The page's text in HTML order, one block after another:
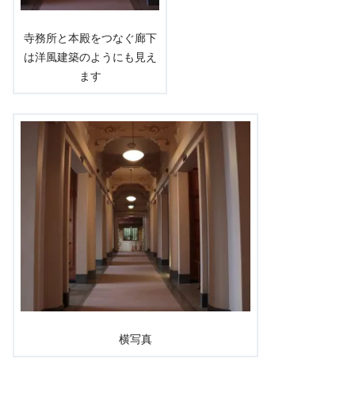
寺務所と本殿をつなぐ廊下
は洋風建築のようにも見え
ます
横写真